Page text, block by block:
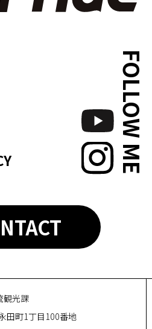
FOLLOW ME
観光課
田町1丁目100番地